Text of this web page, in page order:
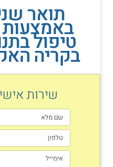
תואר
באמצעות
טיפול
בקריה
שירות